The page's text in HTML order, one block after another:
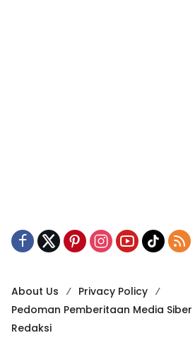
About Us
Privacy Policy
Pedoman Pemberitaan Media Siber
Redaksi